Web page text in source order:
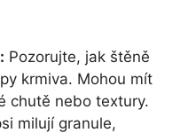
Pozorujte, jak štěně
krmiva. Mohou mít
chutě nebo textury.
milují granule,